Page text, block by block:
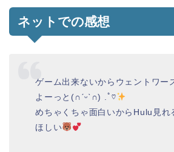
ネットでの感想
ゲーム出来ないからウェントワー
よーっと(∩ˊᵕˋ∩) .ﾟ♡
めちゃくちゃ面白いからHulu見れ
ほしい